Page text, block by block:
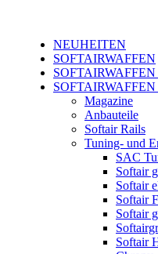
NEUHEITEN
SOFTAIRWAFFEN
Magazine
Anbauteile
Softair Rails
Tuning- und
SAC
Softair
Softair
Softair
Softair
Softair